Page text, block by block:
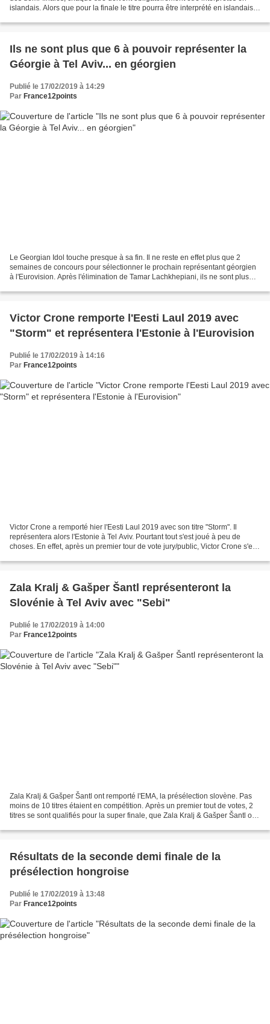
islandais. Alors que pour la finale le titre pourra être interprété en islandais
Ils ne sont plus que 6 à pouvoir représenter la
Géorgie à Tel Aviv... en géorgien
Publié le 17/02/2019 à 14:29
Par France12points
Le Georgian Idol touche presque à sa fin. Il ne reste en effet plus que 2
semaines de concours pour sélectionner le prochain représentant géorgien
à l'Eurovision. Après l'élimination de Tamar Lachkhepiani, ils ne sont plus
Victor Crone remporte l'Eesti Laul 2019 avec
"Storm" et représentera l'Estonie à l'Eurovision
Publié le 17/02/2019 à 14:16
Par France12points
Victor Crone a remporté hier l'Eesti Laul 2019 avec son titre "Storm". Il
représentera alors l'Estonie à Tel Aviv. Pourtant tout s'est joué à peu de
choses. En effet, après un premier tour de vote jury/public, Victor Crone s'est
Zala Kralj & Gašper Šantl représenteront la
Slovénie à Tel Aviv avec "Sebi"
Publié le 17/02/2019 à 14:00
Par France12points
Zala Kralj & Gašper Šantl ont remporté l'EMA, la présélection slovène. Pas
moins de 10 titres étaient en compétition. Après un premier tout de votes, 2
titres se sont qualifiés pour la super finale, que Zala Kralj & Gašper Šantl ont
Résultats de la seconde demi finale de la
présélection hongroise
Publié le 17/02/2019 à 13:48
Par France12points